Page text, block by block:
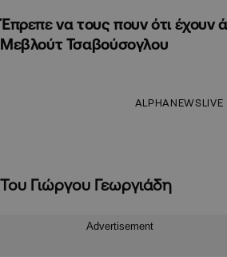
Έπρεπε να τους πουν ότι έχουν
Μεβλούτ Τσαβούσογλου
ALPHANEWSLIVE
Του Γιώργου Γεωργιάδη
Advertisement